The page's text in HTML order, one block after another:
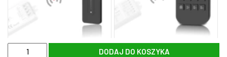
ilość
DODAJ DO KOSZYKA